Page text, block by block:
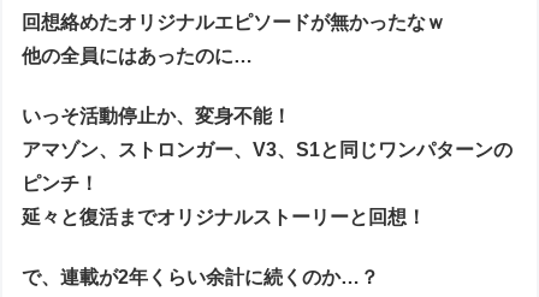
回想絡めたオリジナルエピソードが無かったなｗ
他の全員にはあったのに…
いっそ活動停止か、変身不能！
アマゾン、ストロンガー、V3、S1と同じワンパターンの
ピンチ！
延々と復活までオリジナルストーリーと回想！
で、連載が2年くらい余計に続くのか…？